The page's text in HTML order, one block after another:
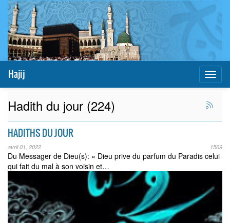
Hajij
Hadith du jour (224)
HADITHS DU JOUR
avril 01, 2022 1569
Du Messager de Dieu(s): « Dieu prive du parfum du Paradis celui
qui fait du mal à son voisin et…